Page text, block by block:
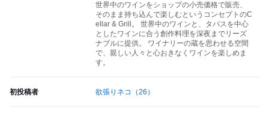
世界中のワインをショップの小売価格で販売、
そのまま持ち込んで楽しむというコンセプトのC
ellar & Grill。 世界中のワインと、タパスを中心
としたワインに合う創作料理を深夜までリーズ
ナブルに提供。 ワイナリーの蔵を思わせる空間
で、親しい人々と心おきなくワインを楽しめま
す。
初投稿者 欲張りネコ （26）